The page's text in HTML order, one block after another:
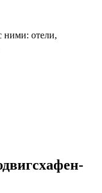
ними: отели,